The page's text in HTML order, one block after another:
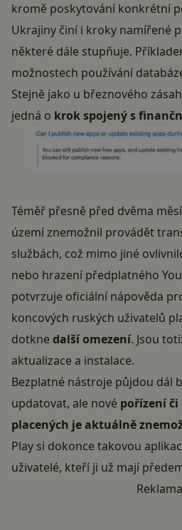
kromě poskytování konkrétní
Ukrajiny činí i kroky namířené
některé dále stupňuje.
možnostech používání
Stejně jako u březnového
jedná o krok spojený s
Téměř přesně před dvěma
území znemožnil provádět
službách, což mimo jiné
nebo hrazení předplatného
potvrzuje oficiální nápověda
koncových ruských uživatelů
dotknedalší omezení. Jsou
aktualizace a instalace.
Bezplatné nástroje půjdou dál
updatovat, ale nové pořízení
placených je aktuálně
Play si dokonce takovou
uživatelé, kteří ji už mají
Reklama